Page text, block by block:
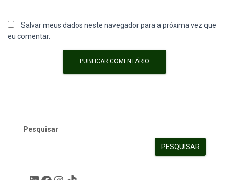
Salvar meus dados neste navegador para a próxima vez que
eu comentar.
Pesquisar
PESQUISAR